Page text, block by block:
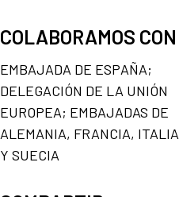
COLABORAMOS CON
EMBAJADA DE ESPAÑA;
DELEGACIÓN DE LA UNIÓN
EUROPEA; EMBAJADAS DE
ALEMANIA, FRANCIA, ITALIA
Y SUECIA